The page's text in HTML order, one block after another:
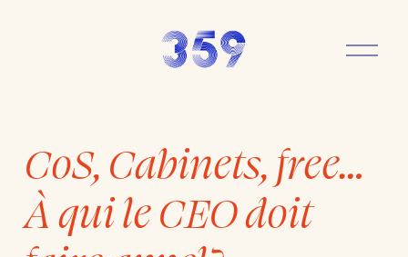
O
u
CoS, Cabinets, free…
À qui le CEO doit